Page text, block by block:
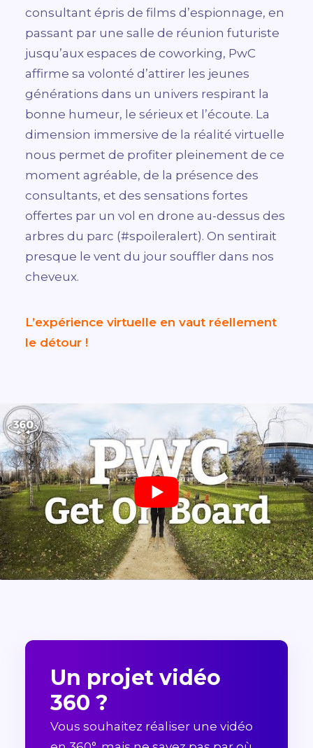
consultant épris de films d’espionnage, en
passant par une salle de réunion futuriste
jusqu’aux espaces de coworking, PwC
affirme sa volonté d’attirer les jeunes
générations dans un univers respirant la
bonne humeur, le sérieux et l’écoute. La
dimension immersive de la réalité virtuelle
nous permet de profiter pleinement de ce
moment agréable, de la présence des
consultants, et des sensations fortes
offertes par un vol en drone au-dessus des
arbres du parc (#spoileralert). On sentirait
presque le vent du jour souffler dans nos
cheveux.
L’expérience virtuelle en vaut réellement
le détour !
Un projet vidéo
360 ?
Vous souhaitez réaliser une vidéo